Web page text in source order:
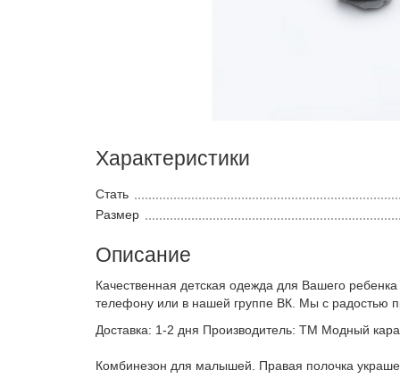
Характеристики
Стать
Размер
Описание
Качественная детская одежда для Вашего
телефону или в нашей группе ВК. Мы с радостью
Доставка: 1-2 дня Производитель: ТМ Модный
Комбинезон для малышей. Правая полочка